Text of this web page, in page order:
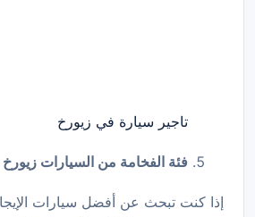
تاجير سيارة في زيورخ
فئة الفخامة من السيارات
إذا كنت تبحث عن أفضل سيارات